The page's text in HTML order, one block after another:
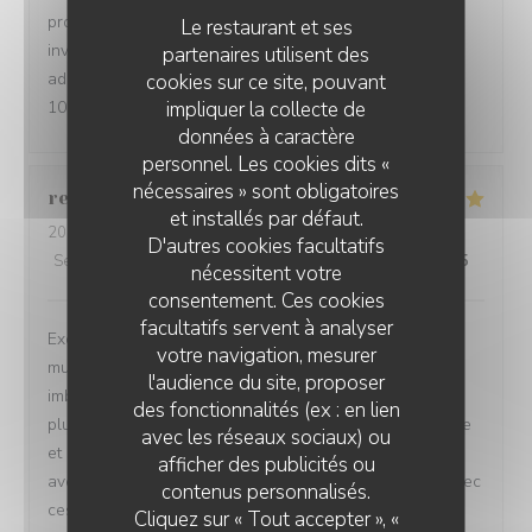
Le restaurant et ses
partenaires utilisent des
cookies sur ce site, pouvant
impliquer la collecte de
données à caractère
personnel. Les cookies dits «
nécessaires » sont obligatoires
et installés par défaut.
D'autres cookies facultatifs
nécessitent votre
consentement. Ces cookies
facultatifs servent à analyser
votre navigation, mesurer
l'audience du site, proposer
des fonctionnalités (ex : en lien
avec les réseaux sociaux) ou
afficher des publicités ou
contenus personnalisés.
Cliquez sur « Tout accepter », «
producteurs locaux et sont travaillés avec finesse et
inventivité. Ils sont proposés par un jeune couple
adorable, accueillants et chaleureux. Je recommande à
100%
regis
2026-08-05
- 13:00 - Couverts 3
Service
Ambiance Cuisine 5 /5
Excellente surprise en cherchant un restaurant près du
musée. Repas gastronomique au rapport qualité prix
imbattable. Tenu par 1 couple qui a fait ses armes dans
plusieurs restaurants étoilés. Cela se voit dans l'assiette
et se ressent dans les papilles. Et le service est assuré
avec le sourire et de l'attention. Bravo et persévérez avec
ces produits du terroir sublimés.
AU COEUR DU TRIEVES